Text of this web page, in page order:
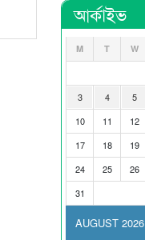
আর্কাইভ
AUGUST 2026
M T W
3
4 5
10
11 12
17
18 19
24
25 26
31